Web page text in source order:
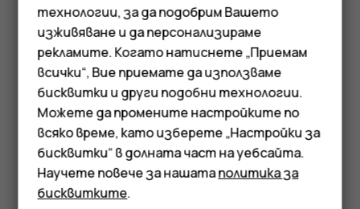
Смартфони
Мобилни телефони
Аксесоари
Таблети
Как да почиствате смартфона или мобилния
телефон с вода и сапун
Забършете внимателно телефона с
влажна микрофибърна кърпа, напоена с
вода и сапун, като не допускате в
отворите да попада течност.
Подсушете телефона с чиста
микрофибърна кърпа, за да сте сигурни, че
технологии, за да подобрим Вашето
изживяване и да персонализираме
рекламите. Когато натиснете „Приемам
всички“, Вие приемате да използваме
бисквитки и други подобни технологии.
Можете да промените настройките по
всяко време, като изберете „Настройки за
бисквитки“ в долната част на уебсайта.
Научете повече за нашатаполитика за
бисквитките.